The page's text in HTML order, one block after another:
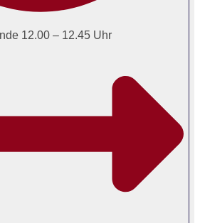
12.00 – 12.45 Uhr